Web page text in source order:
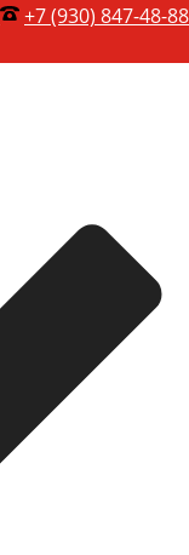
+7 (930) 847-48-88